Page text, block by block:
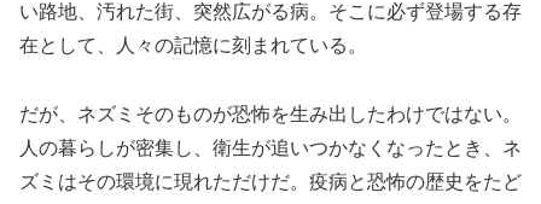
い路地、汚れた街、突然広がる病。そこに必ず登場する存
在として、人々の記憶に刻まれている。
だが、ネズミそのものが恐怖を生み出したわけではない。
人の暮らしが密集し、衛生が追いつかなくなったとき、ネ
ズミはその環境に現れただけだ。疫病と恐怖の歴史をたど